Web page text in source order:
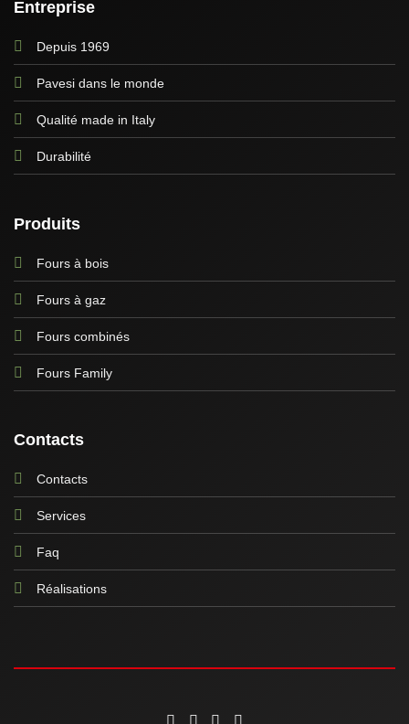
Entreprise
Depuis 1969
Pavesi dans le monde
Qualité made in Italy
Durabilité
Produits
Fours à bois
Fours à gaz
Fours combinés
Fours Family
Contacts
Contacts
Services
Faq
Réalisations